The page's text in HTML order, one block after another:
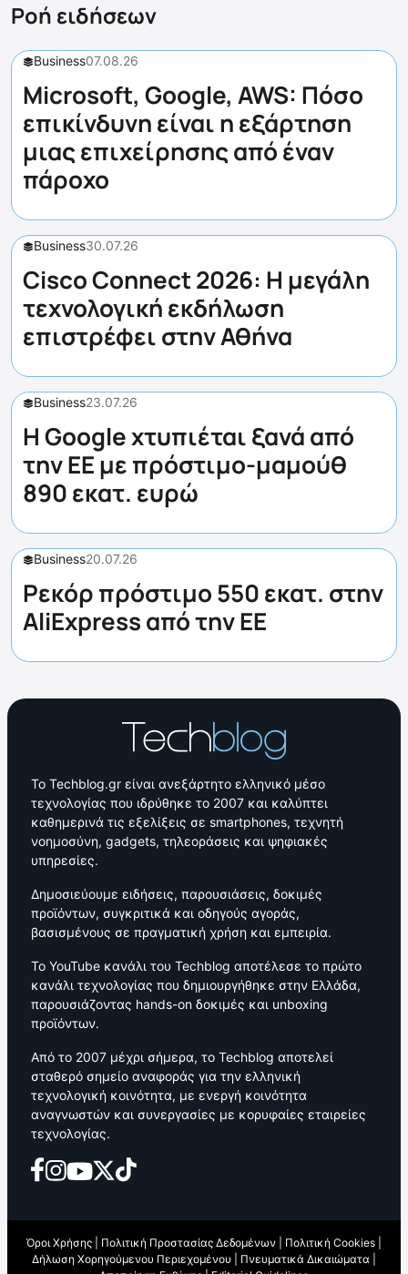
Ροή ειδήσεων
Business07.08.26
Microsoft, Google, AWS: Πόσο
επικίνδυνη είναι η εξάρτηση
μιας επιχείρησης από έναν
πάροχο
Business30.07.26
Cisco Connect 2026: Η μεγάλη
τεχνολογική εκδήλωση
επιστρέφει στην Αθήνα
Business23.07.26
Η Google χτυπιέται ξανά από
την ΕΕ με πρόστιμο-μαμούθ
890 εκατ. ευρώ
Business20.07.26
Ρεκόρ πρόστιμο 550 εκατ. στην
AliExpress από την ΕΕ
Το Techblog.gr είναι ανεξάρτητο ελληνικό μέσο
τεχνολογίας που ιδρύθηκε το 2007 και καλύπτει
καθημερινά τις εξελίξεις σε smartphones, τεχνητή
νοημοσύνη, gadgets, τηλεοράσεις και ψηφιακές
υπηρεσίες.
Δημοσιεύουμε ειδήσεις, παρουσιάσεις, δοκιμές
προϊόντων, συγκριτικά και οδηγούς αγοράς,
βασισμένους σε πραγματική χρήση και εμπειρία.
Το YouTube κανάλι του Techblog αποτέλεσε το πρώτο
κανάλι τεχνολογίας που δημιουργήθηκε στην Ελλάδα,
παρουσιάζοντας hands-on δοκιμές και unboxing
προϊόντων.
Από το 2007 μέχρι σήμερα, το Techblog αποτελεί
σταθερό σημείο αναφοράς για την ελληνική
τεχνολογική κοινότητα, με ενεργή κοινότητα
αναγνωστών και συνεργασίες με κορυφαίες εταιρείες
τεχνολογίας.
Όροι Χρήσης Πολιτική Προστασίας Δεδομένων Πολιτική Cookies
Δήλωση Χορηγούμενου Περιεχομένου
Πνευματικά Δικαιώματα